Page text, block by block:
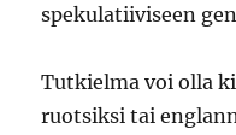
spekulatiiviseen
Tutkielma voi olla
ruotsiksi tai